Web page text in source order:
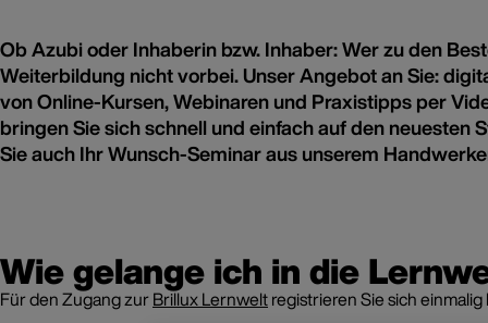
Weiterkommen mit
Digitale Fortbildung, echte Entwicklung
Ob Azubi oder Inhaberin bzw. Inhaber: Wer zu den
Weiterbildung nicht vorbei. Unser Angebot an Sie:
von Online-Kursen, Webinaren und Praxistipps per
bringen Sie sich schnell und einfach auf den
Sie auch Ihr Wunsch-Seminar aus unserem
Wie gelange ich in die
Für den Zugang zurBrillux Lernweltregistrieren Sie sich einmalig